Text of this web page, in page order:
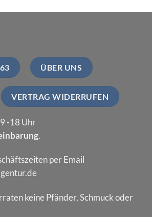
ÜBER UNS
VERTRAG WIDERRUFEN
-18 Uhr
.
per Email
keine Pfänder, Schmuck oder